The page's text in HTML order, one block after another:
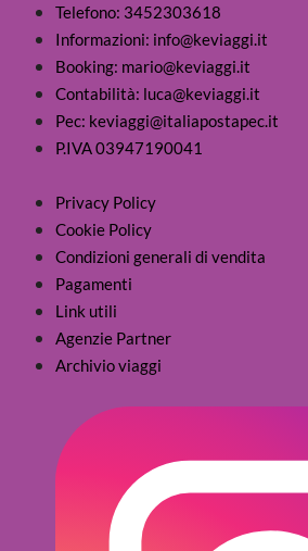
Telefono: 3452303618
Informazioni: info@keviaggi.it
Booking: mario@keviaggi.it
Contabilità: luca@keviaggi.it
Pec: keviaggi@italiapostapec.it
P.IVA 03947190041
Privacy Policy
Cookie Policy
Condizioni generali di vendita
Pagamenti
Link utili
Agenzie Partner
Archivio viaggi